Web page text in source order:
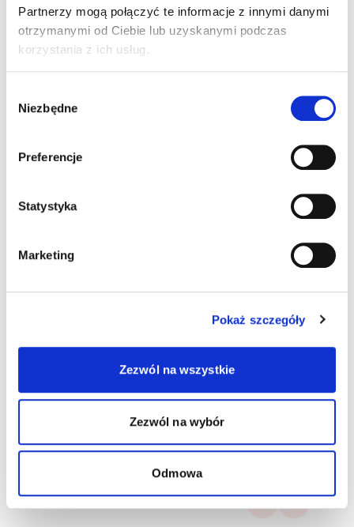
Partnerzy mogą połączyć te informacje z innymi danymi
otrzymanymi od Ciebie lub uzyskanymi podczas
korzystania z ich usług.
zgody
Niezbędne
Preferencje
Statystyka
Marketing
Pokaż szczegóły
Zezwól na wszystkie
Zezwól na wybór
Odmowa